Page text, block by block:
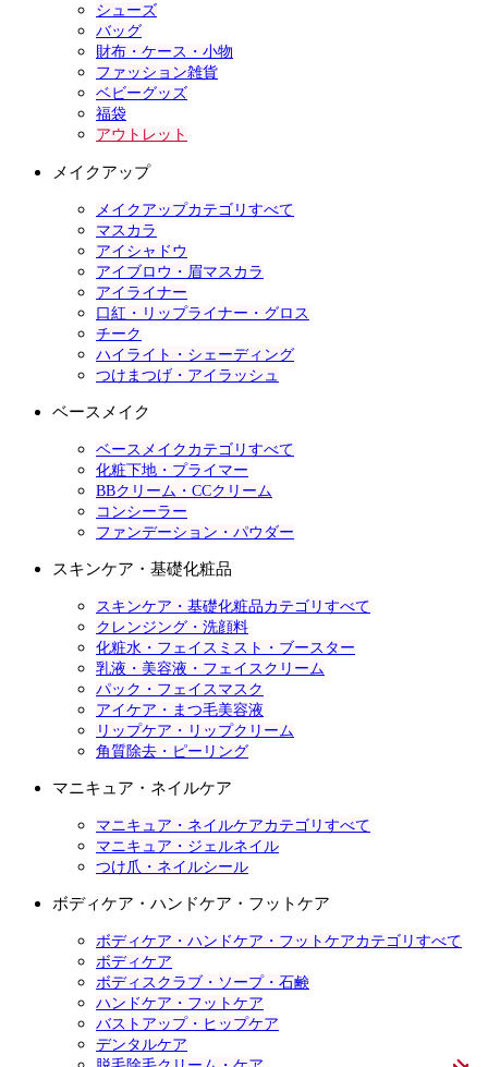
シューズ
バッグ
財布・ケース・小物
ファッション雑貨
ベビーグッズ
福袋
アウトレット
メイクアップ
メイクアップカテゴリすべて
マスカラ
アイシャドウ
アイブロウ・眉マスカラ
アイライナー
口紅・リップライナー・グロス
チーク
ハイライト・シェーディング
つけまつげ・アイラッシュ
ベースメイク
ベースメイクカテゴリすべて
化粧下地・プライマー
BBクリーム・CCクリーム
コンシーラー
ファンデーション・パウダー
スキンケア・基礎化粧品
スキンケア・基礎化粧品カテゴリすべて
クレンジング・洗顔料
化粧水・フェイスミスト・ブースター
乳液・美容液・フェイスクリーム
パック・フェイスマスク
アイケア・まつ毛美容液
リップケア・リップクリーム
角質除去・ピーリング
マニキュア・ネイルケア
マニキュア・ネイルケアカテゴリすべて
マニキュア・ジェルネイル
つけ爪・ネイルシール
ボディケア・ハンドケア・フットケア
ボディケア・ハンドケア・フットケアカテゴリすべて
ボディケア
ボディスクラブ・ソープ・石鹸
ハンドケア・フットケア
バストアップ・ヒップケア
デンタルケア